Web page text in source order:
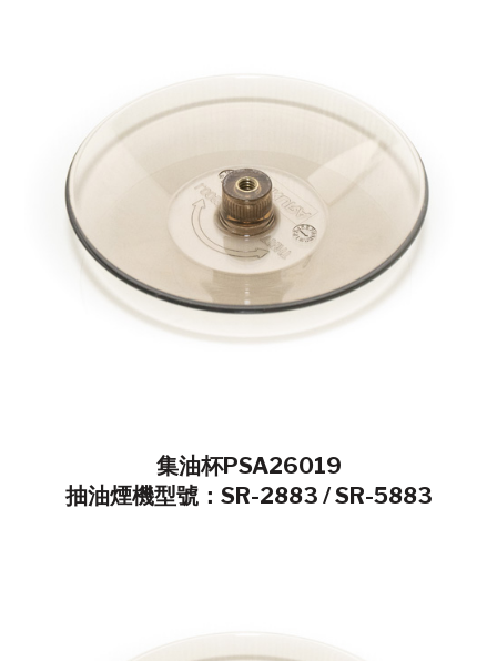
集油杯PSA26019
抽油煙機型號：SR-2883 / SR-5883